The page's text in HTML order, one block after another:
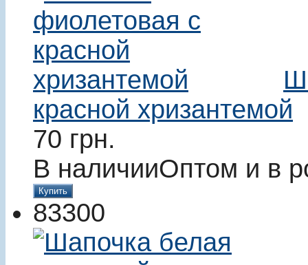
красной хризантемой
70 грн.
В наличииОптом и в
Купить
83300